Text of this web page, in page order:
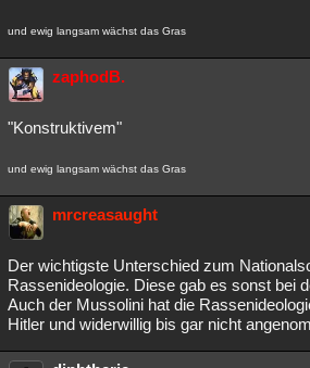
und ewig langsam wächst das Gras
zaphodB.
"Konstruktivem"
und ewig langsam wächst das Gras
mrcreasaught
Der wichtigste Unterschied zum
Rassenideologie. Diese gab es sonst bei
Auch der Mussolini hat die
Hitler und widerwillig bis gar nicht